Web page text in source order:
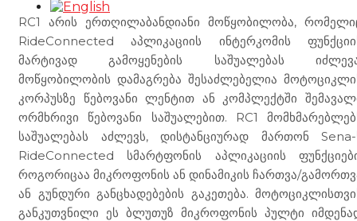
RC1 არის ერთღილაბანდიანი მოწყობილობა,
RideConnected აპლიკაციის ინტერკომის
მარტივად გამოყენების საშუალებას
მოწყობილობის დამაგრება შესაძლებელია
კორპუსზე წებოვანი ლენტით ან კომპლექტში
ორმხრივი წებოვანი საშუალებით. RC1
საშუალებას აძლევს, დისტანციურად მართონ Sena-
RideConnected სმარტფონის აპლიკაციის
როგორიცაა მიკროფონის ან დინამიკის ჩართვა/
ან გუნდური განცხადებების გაკეთება.
განკუთვნილი ეს ბლუთუზ მიკროფონის პულტი